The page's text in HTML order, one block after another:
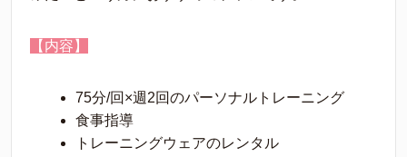
【内容】
75分/回×週2回のパーソナルトレーニング
食事指導
トレーニングウェアのレンタル